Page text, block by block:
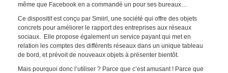
même que Facebook en a commandé un pour ses bureaux…
Ce dispositif est conçu par Smiirl, une société qui offre des objets
concrets pour améliorer le rapport des entreprises aux réseaux
sociaux. Elle propose également un service payant qui met en
relation les comptes des différents réseaux dans un unique tableau
de bord, et prévoit de nouveaux objets à présenter bientôt.
Mais pourquoi donc l’utiliser ? Parce que c’est amusant ! Parce que